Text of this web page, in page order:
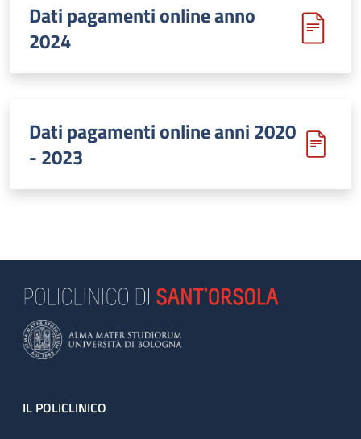
Dati pagamenti online anno
2024
Dati pagamenti online anni 2020
- 2023
Footer
IL POLICLINICO